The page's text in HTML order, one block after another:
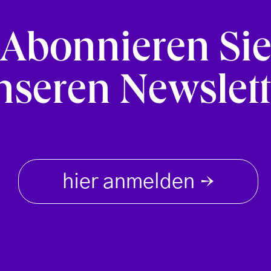
Abonnieren Sie
hier anmelden →